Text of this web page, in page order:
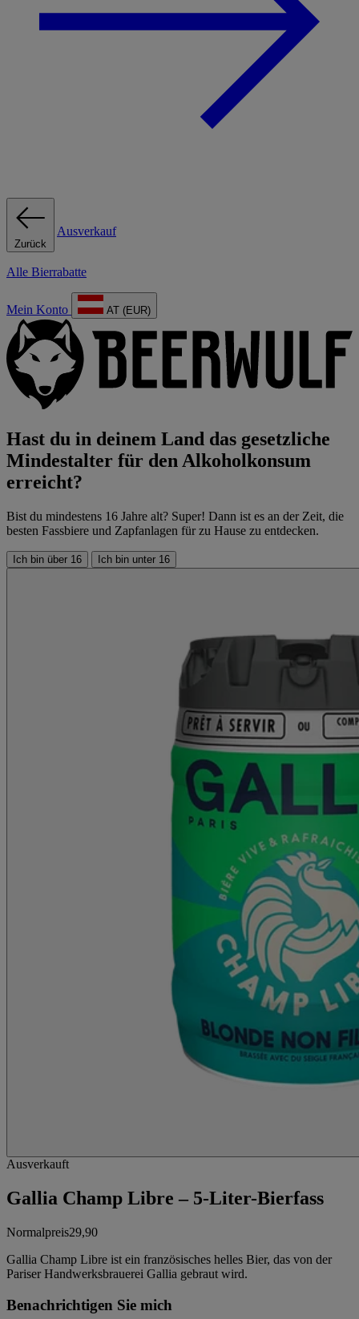
Zurück
Ausverkauf
Alle Bierrabatte
Mein Konto AT (EUR)
Hast du in deinem Land das gesetzliche
Mindestalter für den Alkoholkonsum
erreicht?
Bist du mindestens 16 Jahre alt? Super! Dann ist es an der Zeit, die
besten Fassbiere und Zapfanlagen für zu Hause zu entdecken.
Ich bin über 16 Ich bin unter 16
Ausverkauft
Gallia Champ Libre – 5-Liter-Bierfass
Normalpreis29,90
Gallia Champ Libre ist ein französisches helles Bier, das von der
Pariser Handwerksbrauerei Gallia gebraut wird.
Benachrichtigen Sie mich